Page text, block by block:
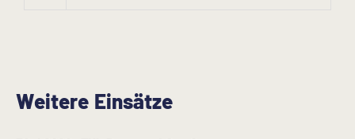
Weitere Einsätze